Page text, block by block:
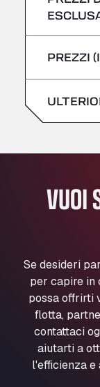
All 4 Trucks
American
Aut. A4
Andamur
Andamur
Andamur
Aut A1 Exit
Anpol Sp. z
Ul. Torunska
Aqua Ariva
Marie-
Aral
An der
ARAL
Sabato
giovedì
Sabato
PREZZI
VUOI
Se desideri
per capire in
possa offrirti
flotta,
contattaci
aiutarti a
l'efficienza